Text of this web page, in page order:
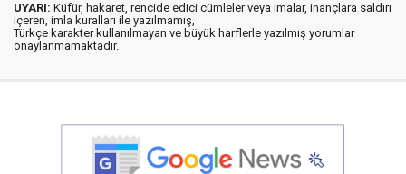
UYARI: Küfür, hakaret, rencide edici cümleler veya imalar, inançlara saldırı
içeren, imla kuralları ile yazılmamış,
Türkçe karakter kullanılmayan ve büyük harflerle yazılmış yorumlar
onaylanmamaktadır.